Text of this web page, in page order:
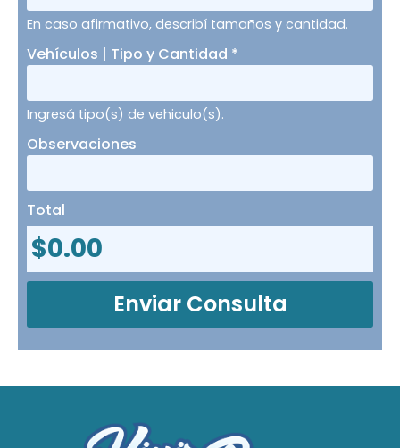
En caso afirmativo, describí tamaños y cantidad.
Vehículos | Tipo y Cantidad *
Ingresá tipo(s) de vehiculo(s).
Observaciones
Total
$0.00
Enviar Consulta